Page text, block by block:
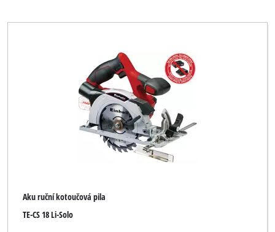
Aku ruční kotoučová pila
TE-CS 18 Li-Solo